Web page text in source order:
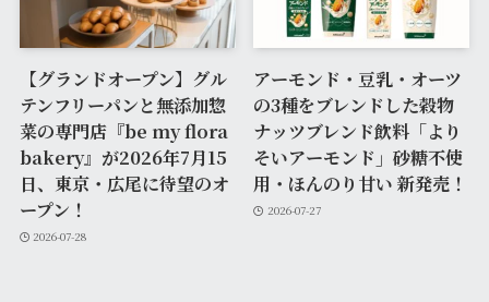
【グランドオープン】グル
テンフリーパンと無添加惣
菜の専門店『be my flora
bakery』が2026年7月15
日、東京・広尾に待望のオ
ープン！
2026-07-28
アーモンド・豆乳・オーツ
の3種をブレンドした穀物
ナッツブレンド飲料「より
そいアーモンド」砂糖不使
用・ほんのり甘い 新発売！
2026-07-27